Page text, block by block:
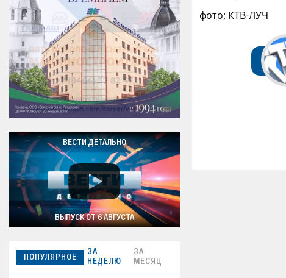
ВЕСТИ ДЕТАЛЬНО
ВЫПУСК ОТ 6 АВГУСТА
ПОПУЛЯРНОЕ
ЗА
НЕДЕЛЮ
ЗА
МЕСЯЦ
фото: КТВ-ЛУЧ